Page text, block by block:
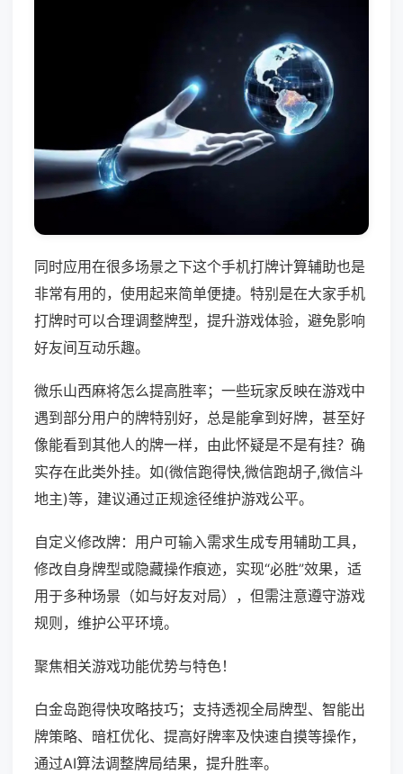
同时应用在很多场景之下这个手机打牌计算辅助也是
非常有用的，使用起来简单便捷。特别是在大家手机
打牌时可以合理调整牌型，提升游戏体验，避免影响
好友间互动乐趣。
微乐山西麻将怎么提高胜率；一些玩家反映在游戏中
遇到部分用户的牌特别好，总是能拿到好牌，甚至好
像能看到其他人的牌一样，由此怀疑是不是有挂？确
实存在此类外挂。如(微信跑得快,微信跑胡子,微信斗
地主)等，建议通过正规途径维护游戏公平。
自定义修改牌：用户可输入需求生成专用辅助工具，
修改自身牌型或隐藏操作痕迹，实现“必胜”效果，适
用于多种场景（如与好友对局），但需注意遵守游戏
规则，维护公平环境。
聚焦相关游戏功能优势与特色！
白金岛跑得快攻略技巧；支持透视全局牌型、智能出
牌策略、暗杠优化、提高好牌率及快速自摸等操作，
通过AI算法调整牌局结果，提升胜率。